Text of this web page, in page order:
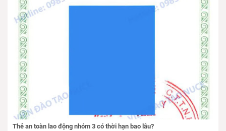
Thẻ an toàn lao động nhóm 3 có thời hạn bao lâu?